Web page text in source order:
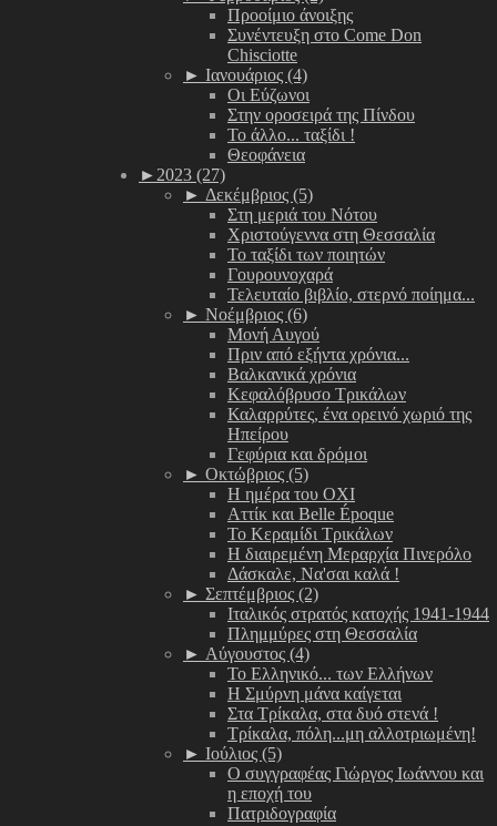
Προοίμιο άνοιξης
Συνέντευξη στο Come Don
Chisciotte
► Ιανουάριος (4)
Οι Εύζωνοι
Στην οροσειρά της Πίνδου
Το άλλο... ταξίδι !
Θεοφάνεια
► 2023 (27)
► Δεκέμβριος (5)
Στη μεριά του Νότου
Χριστούγεννα στη Θεσσαλία
Το ταξίδι των ποιητών
Γουρουνοχαρά
Τελευταίο βιβλίο, στερνό ποίημα...
► Νοέμβριος (6)
Μονή Αυγού
Πριν από εξήντα χρόνια...
Βαλκανικά χρόνια
Κεφαλόβρυσο Τρικάλων
Καλαρρύτες, ένα ορεινό χωριό της
Ηπείρου
Γεφύρια και δρόμοι
► Οκτώβριος (5)
Η ημέρα του ΟΧΙ
Αττίκ και Belle Époque
Το Κεραμίδι Τρικάλων
Η διαιρεμένη Μεραρχία Πινερόλο
Δάσκαλε, Να'σαι καλά !
► Σεπτέμβριος (2)
Ιταλικός στρατός κατοχής 1941-1944
Πλημμύρες στη Θεσσαλία
► Αύγουστος (4)
Το Ελληνικό... των Ελλήνων
Η Σμύρνη μάνα καίγεται
Στα Τρίκαλα, στα δυό στενά !
Τρίκαλα, πόλη...μη αλλοτριωμένη!
► Ιούλιος (5)
Ο συγγραφέας Γιώργος Ιωάννου και
η εποχή του
Πατριδογραφία